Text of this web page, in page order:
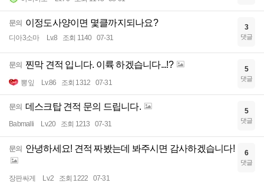
문의 이정도사양이면 몇클까지되나요?
디아3소마 Lv.8 조회 1140 07-31
3
댓글
문의 찐막 견적 입니다. 이륙 하겠습니다...!?
뽕잎 Lv.86 조회 1312 07-31
5
댓글
문의 데스크탑 견적 문의 드립니다.
Babmalli Lv.20 조회 1213 07-31
5
댓글
문의 안녕하세요! 견적 짜봤는데 봐주시면 감사하겠습니다!
장판싸게 Lv.2 조회 1222 07-31
6
댓글